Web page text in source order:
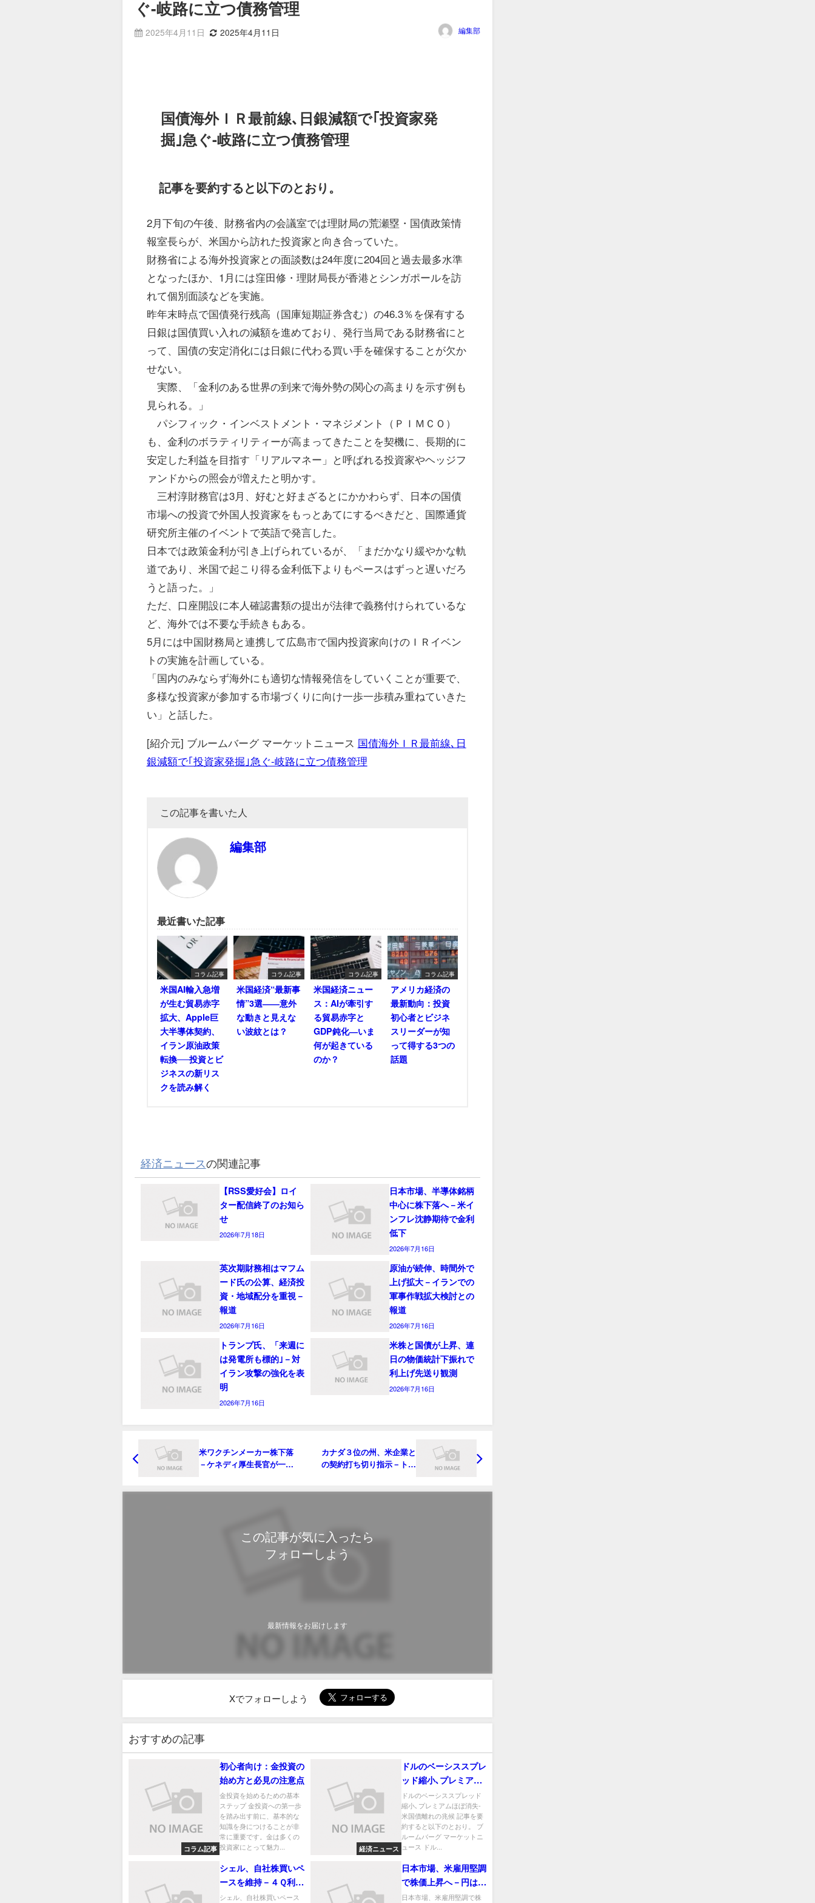
ぐ-岐路に立つ債務管理
2025年4月11日 2025年4月11日 編集部
国債海外ＩＲ最前線､日銀減額で｢投資家発
掘｣急ぐ-岐路に立つ債務管理
記事を要約すると以下のとおり。
2月下旬の午後、財務省内の会議室では理財局の荒瀬塁・国債政策情
報室長らが、米国から訪れた投資家と向き合っていた。
財務省による海外投資家との面談数は24年度に204回と過去最多水準
となったほか、1月には窪田修・理財局長が香港とシンガポールを訪
れて個別面談などを実施。
昨年末時点で国債発行残高（国庫短期証券含む）の46.3％を保有する
日銀は国債買い入れの減額を進めており、発行当局である財務省にと
って、国債の安定消化には日銀に代わる買い手を確保することが欠か
せない。
実際、「金利のある世界の到来で海外勢の関心の高まりを示す例も
見られる。」
パシフィック・インベストメント・マネジメント（ＰＩＭＣＯ）
も、金利のボラティリティーが高まってきたことを契機に、長期的に
安定した利益を目指す「リアルマネー」と呼ばれる投資家やヘッジフ
ァンドからの照会が増えたと明かす。
三村淳財務官は3月、好むと好まざるとにかかわらず、日本の国債
市場への投資で外国人投資家をもっとあてにするべきだと、国際通貨
研究所主催のイベントで英語で発言した。
日本では政策金利が引き上げられているが、「まだかなり緩やかな軌
道であり、米国で起こり得る金利低下よりもペースはずっと遅いだろ
うと語った。」
ただ、口座開設に本人確認書類の提出が法律で義務付けられているな
ど、海外では不要な手続きもある。
5月には中国財務局と連携して広島市で国内投資家向けのＩＲイベン
トの実施を計画している。
「国内のみならず海外にも適切な情報発信をしていくことが重要で、
多様な投資家が参加する市場づくりに向け一歩一歩積み重ねていきた
い」と話した。
[紹介元] ブルームバーグ マーケットニュース 国債海外ＩＲ最前線､日
銀減額で｢投資家発掘｣急ぐ-岐路に立つ債務管理
この記事を書いた人
編集部
最近書いた記事
コラム記事
米国AI輸入急増
が生む貿易赤字
拡大、Apple巨
大半導体契約、
イラン原油政策
転換──投資とビ
ジネスの新リス
クを読み解く
コラム記事
米国経済“最新事
情”3選――意外
な動きと見えな
い波紋とは？
コラム記事
米国経済ニュー
ス：AIが牽引す
る貿易赤字と
GDP鈍化―いま
何が起きている
のか？
コラム記事
アメリカ経済の
最新動向：投資
初心者とビジネ
スリーダーが知
って得する3つの
話題
経済ニュースの関連記事
【RSS愛好会】ロイ
ター配信終了のお知ら
せ
2026年7月18日
日本市場、半導体銘柄
中心に株下落へ－米イ
ンフレ沈静期待で金利
低下
2026年7月16日
英次期財務相はマフム
ード氏の公算、経済投
資・地域配分を重視－
報道
2026年7月16日
原油が続伸、時間外で
上げ拡大－イランでの
軍事作戦拡大検討との
報道
2026年7月16日
トランプ氏、「来週に
は発電所も標的｣－対
イラン攻撃の強化を表
明
2026年7月16日
米株と国債が上昇、連
日の物価統計下振れで
利上げ先送り観測
2026年7月16日
米ワクチンメーカー株下落
－ケネディ厚生長官が一部
カナダ３位の州、米企業と
の契約打ち切り指示－トラ
この記事が気に入ったら
フォローしよう
最新情報をお届けします
Xでフォローしよう
おすすめの記事
コラム記事
初心者向け：金投資の
始め方と必見の注意点
金投資を始めるための基本
ステップ 金投資への第一歩
を踏み出す前に、基本的な
知識を身につけることが非
常に重要です。金は多くの
投資家にとって魅力...
経済ニュース
ドルのベーシススプレ
ッド縮小､プレミアム
ほぼ消失-米国債離れ
の兆候
ドルのベーシススプレッド
縮小､プレミアムほぼ消失-
米国債離れの兆候 記事を要
約すると以下のとおり。 ブ
ルームバーグ マーケットニ
ュース ドル...
シェル、自社株買いペ
ースを維持－４Ｑ利益
が予想以上の落ち込み
シェル、自社株買いペース
日本市場、米雇用堅調
で株価上昇へ－円は介
入警戒も下落歯止め見
日本市場、米雇用堅調で株